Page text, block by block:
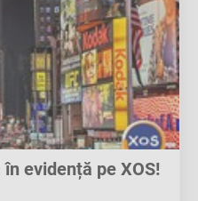
evidență pe XOS!